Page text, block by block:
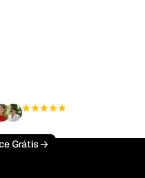
Grátis